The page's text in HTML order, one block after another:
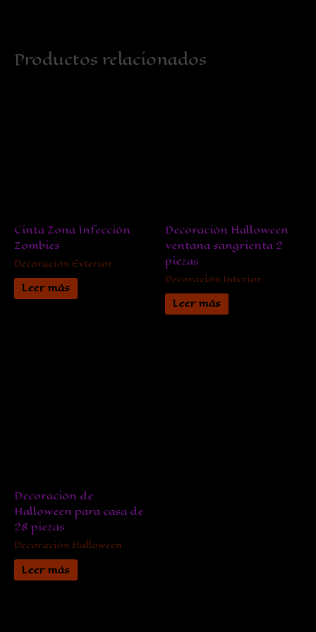
Productos relacionados
Cinta Zona Infección
Zombies
Decoración Exterior
Leer más
Decoración Halloween
ventana sangrienta 2
piezas
Decoración Interior
Leer más
Decoración de
Halloween para casa de
28 piezas
Decoración Halloween
Leer más